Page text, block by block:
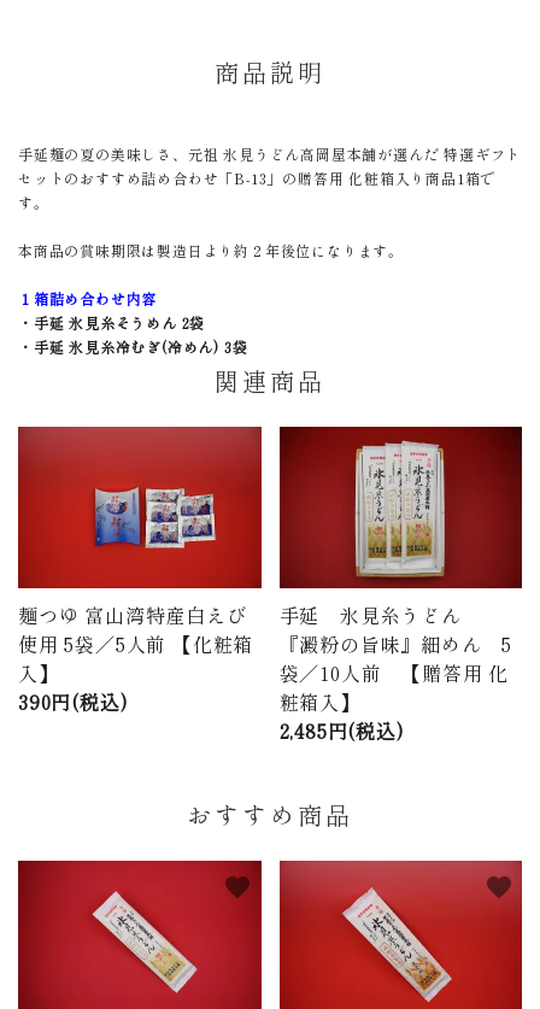
商品説明
手延麺の夏の美味しさ、元祖 氷見うどん高岡屋本舗が選んだ 特選ギフト
セットのおすすめ詰め合わせ「B-13」の贈答用 化粧箱入り商品1箱で
す。
本商品の賞味期限は製造日より約２年後位になります。
１箱詰め合わせ内容
・手延 氷見糸そうめん 2袋
・手延 氷見糸冷むぎ(冷めん) 3袋
関連商品
麺つゆ 富山湾特産白えび
使用 5袋／5人前 【化粧箱
入】
390円(税込)
手延 氷見糸うどん
『澱粉の旨味』細めん 5
袋／10人前 【贈答用 化
粧箱入】
2,485円(税込)
おすすめ商品
favorite favorite